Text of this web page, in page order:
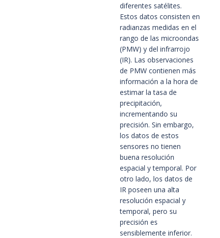
diferentes satélites.
Estos datos consisten en
radianzas medidas en el
rango de las microondas
(PMW) y del infrarrojo
(IR). Las observaciones
de PMW contienen más
información a la hora de
estimar la tasa de
precipitación,
incrementando su
precisión. Sin embargo,
los datos de estos
sensores no tienen
buena resolución
espacial y temporal. Por
otro lado, los datos de
IR poseen una alta
resolución espacial y
temporal, pero su
precisión es
sensiblemente inferior.